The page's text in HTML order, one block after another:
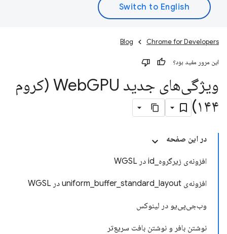
Chrome for Developers
Blog
این مرور مفید بود؟
ویژگی‌های جدید Web
GPU (کروم
۱۴۴)
در این صفحه
افزونه‌ی زیرگروه_id در WGSL
افزونه‌ی uniform_buffer_standard_layout در WGSL
وب‌جی‌پی‌یو در لینوکس
نوشتن بافر و نوشتن بافت سریع‌تر